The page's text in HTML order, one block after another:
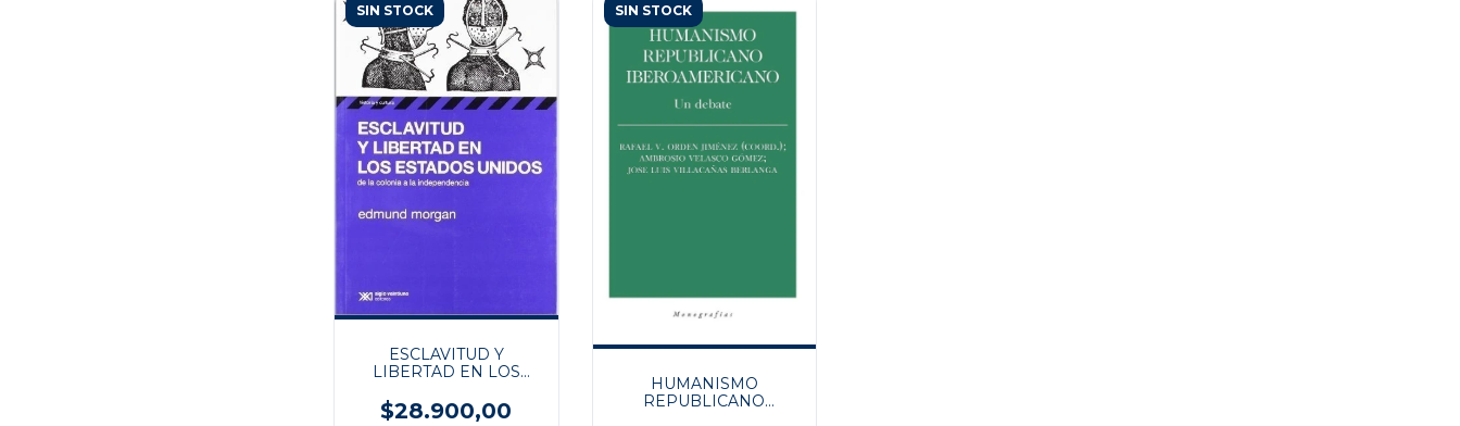
SIN STOCK
ESCLAVITUD Y
LIBERTAD EN LOS
$28.900,00
SIN STOCK
HUMANISMO
REPUBLICANO